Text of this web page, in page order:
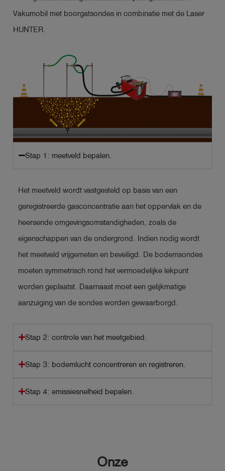
Vakumobil met boorgatsondes in combinatie met de Laser
HUNTER.
Stap 1: meetveld bepalen.
Het meetveld wordt vastgesteld op basis van een
geregistreerde gasconcentratie aan het oppervlak en de
heersende omgevingsomstandigheden, zoals de
eigenschappen van de ondergrond. Indien nodig wordt
het meetveld vrijgemeten en beveiligd. De bodemsondes
moeten symmetrisch rond het vermoedelijke lekpunt
worden geplaatst. Daarnaast moet een gelijkmatige
aanzuiging van de sondes worden gewaarborgd.
Stap 2: controle van het meetgebied.
Stap 3: bodemlucht concentreren en registreren.
Stap 4: emissiesnelheid bepalen.
Onze